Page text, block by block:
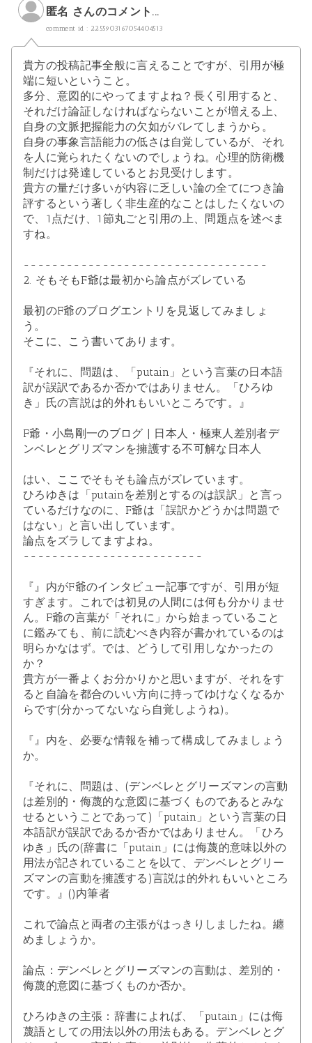
匿名 さんのコメント...
comment id : 2255903167054404513
貴方の投稿記事全般に言えることですが、引用が極
端に短いということ。
多分、意図的にやってますよね？長く引用すると、
それだけ論証しなければならないことが増える上、
自身の文脈把握能力の欠如がバレてしまうから。
自身の事象言語能力の低さは自覚しているが、それ
を人に覚られたくないのでしょうね。心理的防衛機
制だけは発達しているとお見受けします。
貴方の量だけ多いが内容に乏しい論の全てにつき論
評するという著しく非生産的なことはしたくないの
で、1点だけ、1節丸ごと引用の上、問題点を述べま
すね。
----------------------------------
2. そもそもF爺は最初から論点がズレている
最初のF爺のブログエントリを見返してみましょ
う。
そこに、こう書いてあります。
『それに、問題は、「putain」という言葉の日本語
訳が誤訳であるか否かではありません。「ひろゆ
き」氏の言説は的外れもいいところです。』
F爺・小島剛一のブログ | 日本人・極東人差別者デ
ンベレとグリズマンを擁護する不可解な日本人
はい、ここでそもそも論点がズレています。
ひろゆきは「putainを差別とするのは誤訳」と言っ
ているだけなのに、F爺は「誤訳かどうかは問題で
はない」と言い出しています。
論点をズラしてますよね。
-------------------------
『』内がF爺のインタビュー記事ですが、引用が短
すぎます。これでは初見の人間には何も分かりませ
ん。F爺の言葉が「それに」から始まっていること
に鑑みても、前に読むべき内容が書かれているのは
明らかなはず。では、どうして引用しなかったの
か？
貴方が一番よくお分かりかと思いますが、それをす
ると自論を都合のいい方向に持ってゆけなくなるか
らです(分かってないなら自覚しようね)。
『』内を、必要な情報を補って構成してみましょう
か。
『それに、問題は、(デンベレとグリーズマンの言動
は差別的・侮蔑的な意図に基づくものであるとみな
せるということであって)「putain」という言葉の日
本語訳が誤訳であるか否かではありません。「ひろ
ゆき」氏の(辞書に「putain」には侮蔑的意味以外の
用法が記されていることを以て、デンベレとグリー
ズマンの言動を擁護する)言説は的外れもいいところ
です。』()内筆者
これで論点と両者の主張がはっきりしましたね。纏
めましょうか。
論点：デンベレとグリーズマンの言動は、差別的・
侮蔑的意図に基づくものか否か。
ひろゆきの主張：辞書によれば、「putain」には侮
蔑語としての用法以外の用法もある。デンベレとグ